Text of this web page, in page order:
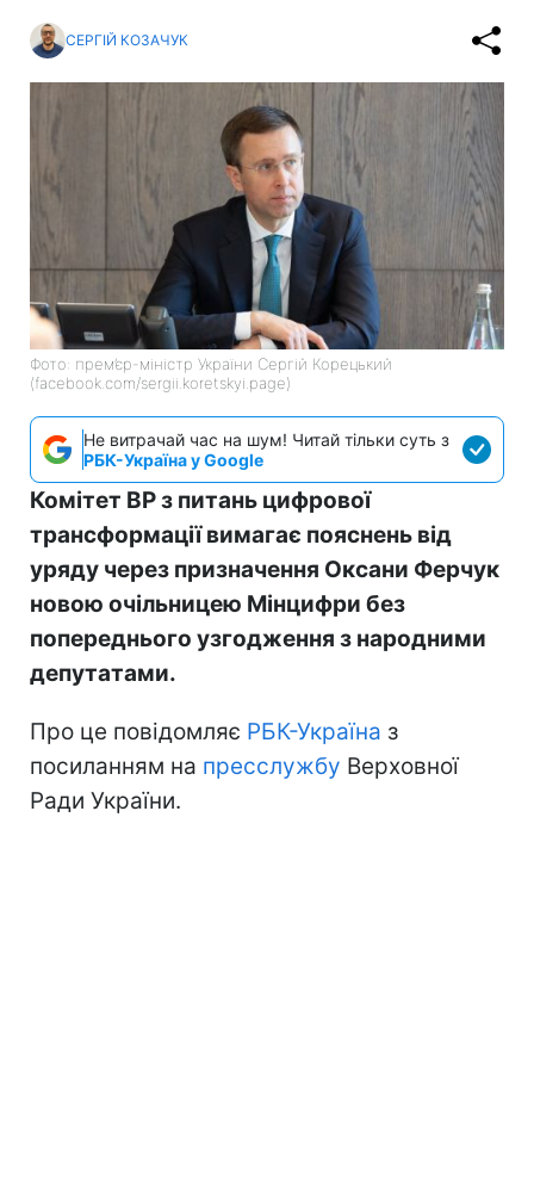
СЕРГІЙ КОЗАЧУК
Фото: прем’єр-міністр України Сергій Корецький
(facebook.com/sergii.koretskyi.page)
Не витрачай час на шум! Читай тільки суть з
РБК-Україна у Google
Комітет ВР з питань цифрової
трансформації вимагає пояснень від
уряду через призначення Оксани Ферчук
новою очільницею Мінцифри без
попереднього узгодження з народними
депутатами.
Про це повідомляє РБК-Україна з
посиланням на пресслужбу Верховної
Ради України.